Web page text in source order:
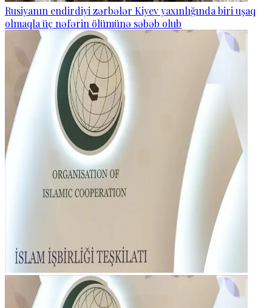
Rusiyanın endirdiyi zərbələr Kiyev yaxınlığında biri uşaq
olmaqla üç nəfərin ölümünə səbəb olub